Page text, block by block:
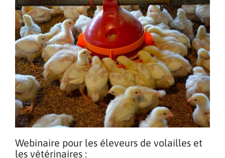
Webinaire pour les éleveurs de volailles et
les vétérinaires :